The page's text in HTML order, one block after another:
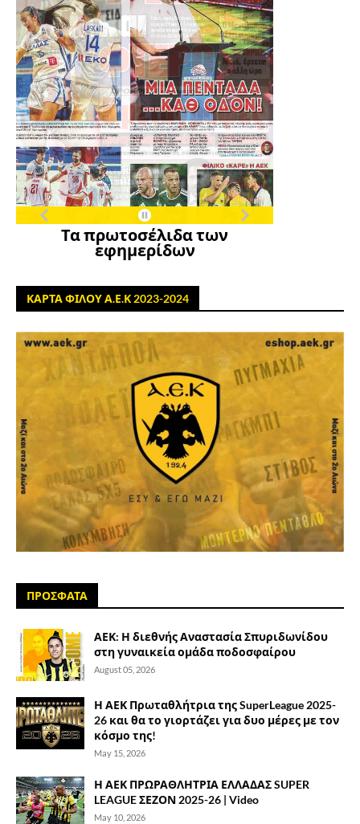
Τα πρωτοσέλιδα των
εφημερίδων
ΚΑΡΤΑ ΦΙΛΟΥ Α.Ε.Κ 2023-2024
ΠΡΟΣΦΑΤΑ
ΑΕΚ: Η διεθνής Αναστασία Σπυριδωνίδου
στη γυναικεία ομάδα ποδοσφαίρου
August 05, 2026
Η ΑΕΚ Πρωταθλήτρια της SuperLeague 2025-
26 και θα το γιορτάζει για δυο μέρες με τον
κόσμο της!
May 15, 2026
Η ΑΕΚ ΠΡΩΡΑΘΛΗΤΡΙΑ ΕΛΛΑΔΑΣ SUPER
LEAGUE ΣΕΖΟΝ 2025-26 | Video
May 10, 2026